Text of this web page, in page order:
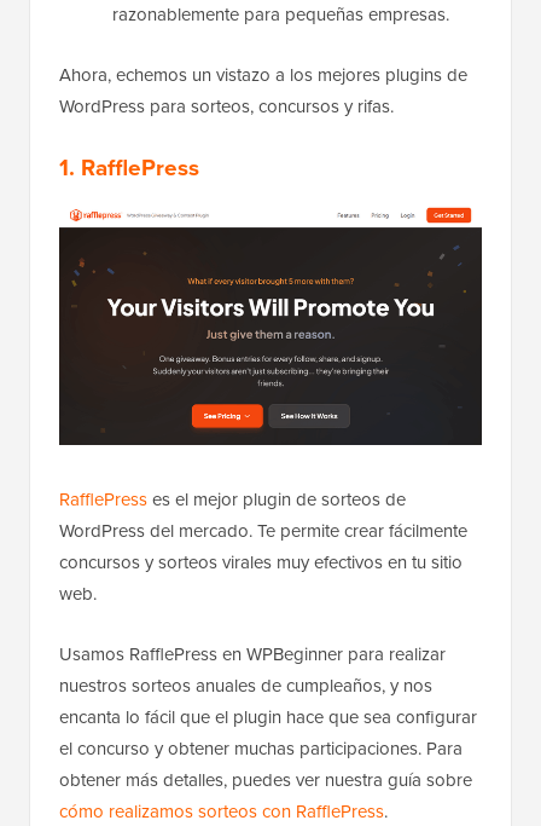
razonablemente para pequeñas empresas.
Ahora, echemos un vistazo a los mejores plugins de
WordPress para sorteos, concursos y rifas.
1. RafflePress
RafflePresses el mejor plugin de sorteos de
WordPress del mercado. Te permite crear fácilmente
concursos y sorteos virales muy efectivos en tu sitio
web.
Usamos RafflePress en WPBeginner para realizar
nuestros sorteos anuales de cumpleaños, y nos
encanta lo fácil que el plugin hace que sea configurar
el concurso y obtener muchas participaciones. Para
obtener más detalles, puedes ver nuestra guía sobre
cómo realizamos sorteos con RafflePress.